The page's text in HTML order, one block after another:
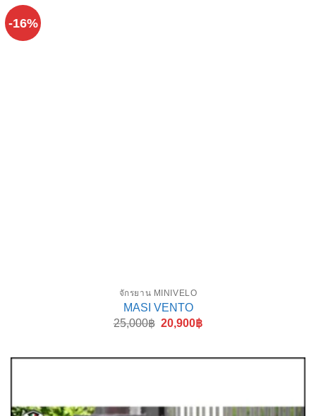
-16%
จักรยาน MINIVELO
MASI VENTO
25,000฿ Original
20,900฿Current